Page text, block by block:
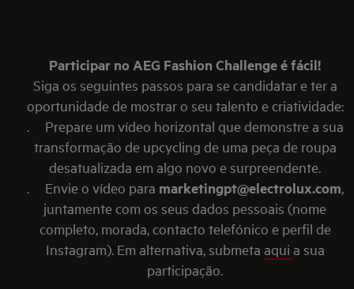
Participar no AEG Fashion Challenge é fácil!
Siga os seguintes passos para se candidatar e ter a
oportunidade de mostrar o seu talento e criatividade:
. Prepare um vídeo horizontal que demonstre a sua
transformação de upcycling de uma peça de roupa
desatualizada em algo novo e surpreendente.
. Envie o vídeo para marketingpt@electrolux.com,
juntamente com os seus dados pessoais (nome
completo, morada, contacto telefónico e perfil de
Instagram). Em alternativa, submeta aqui a sua
participação.